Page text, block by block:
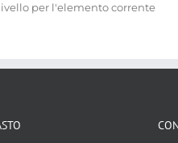
per l'elemento corrente